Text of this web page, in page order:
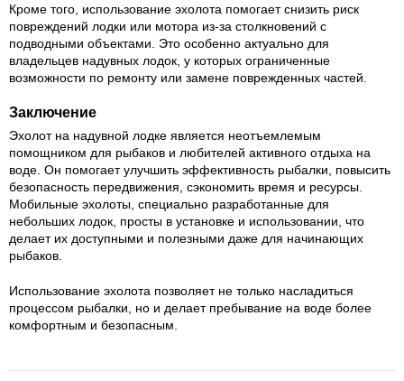
Кроме того, использование эхолота помогает снизить риск
повреждений лодки или мотора из-за столкновений с
подводными объектами. Это особенно актуально для
владельцев надувных лодок, у которых ограниченные
возможности по ремонту или замене поврежденных частей.
Заключение
Эхолот на надувной лодке является неотъемлемым
помощником для рыбаков и любителей активного отдыха на
воде. Он помогает улучшить эффективность рыбалки, повысить
безопасность передвижения, сэкономить время и ресурсы.
Мобильные эхолоты, специально разработанные для
небольших лодок, просты в установке и использовании, что
делает их доступными и полезными даже для начинающих
рыбаков.
Использование эхолота позволяет не только насладиться
процессом рыбалки, но и делает пребывание на воде более
комфортным и безопасным.